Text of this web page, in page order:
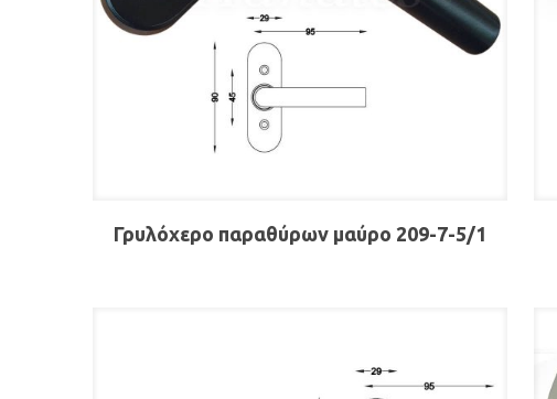
Γρυλόχερο παραθύρων μαύρο 209-7-5/1